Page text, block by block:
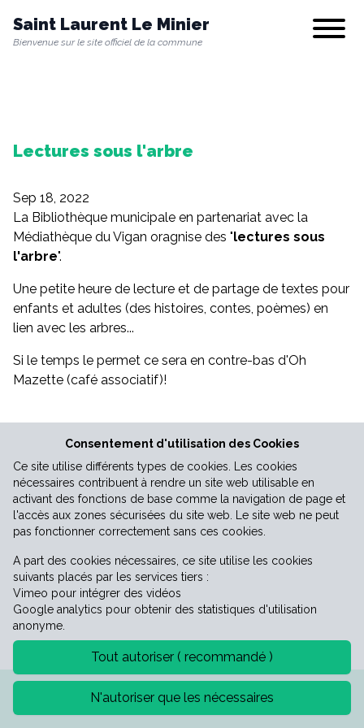
Saint Laurent Le Minier
Bienvenue sur le site officiel de la commune
Show/
Vie municipale
Vie quotidienne
Culture & Loisirs
Lectures sous l'arbre
Sep 18, 2022
La Bibliothèque municipale en partenariat avec la
Médiathèque du Vigan oragnise des "lectures sous
l'arbre".
Une petite heure de lecture et de partage de textes pour
enfants et adultes (des histoires, contes, poèmes) en
lien avec les arbres...
Si le temps le permet ce sera en contre-bas d'Oh
Mazette (café associatif)!
©2026 Mairie de Saint-Laurent-le-minier
Consentement d'utilisation des Cookies
Ce site utilise différents types de cookies. Les cookies
nécessaires contribuent à rendre un site web utilisable en
activant des fonctions de base comme la navigation de page et
l'accès aux zones sécurisées du site web. Le site web ne peut
pas fonctionner correctement sans ces cookies.
A part des cookies nécessaires, ce site utilise les cookies
suivants placés par les services tiers :
Vimeo pour intégrer des vidéos
Google analytics pour obtenir des statistiques d'utilisation
anonyme.
Tout autoriser ( recommandé )
N'autoriser que les nécessaires